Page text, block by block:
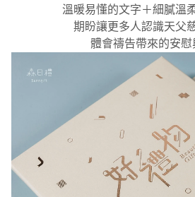
溫暖易懂的文字＋細膩溫
期盼讓更多人認識天父
體會禱告帶來的安慰